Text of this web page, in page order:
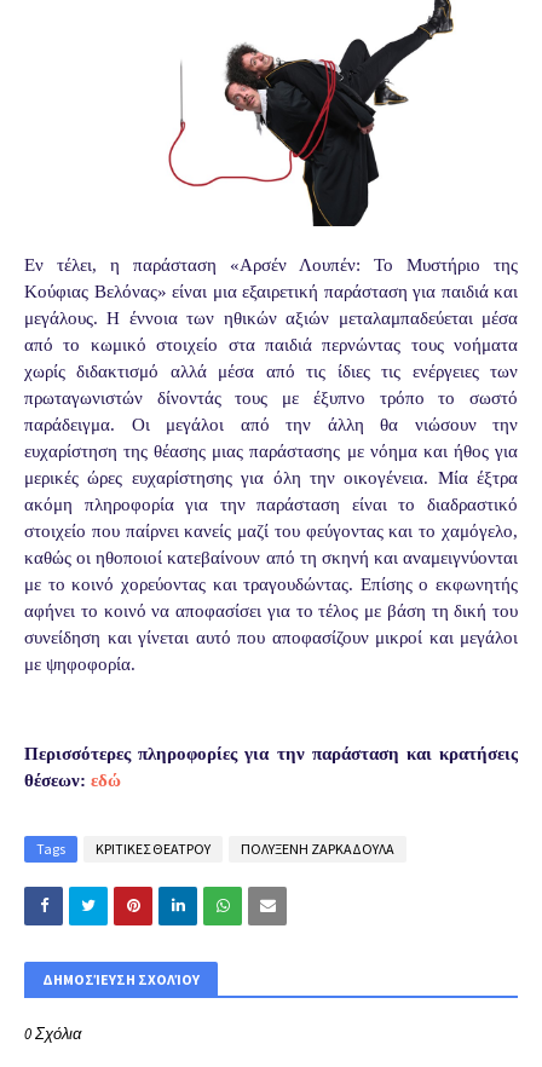
Εν τέλει, η παράσταση «Αρσέν Λουπέν: Το Μυστήριο της
Κούφιας Βελόνας» είναι μια εξαιρετική παράσταση για παιδιά και
μεγάλους. Η έννοια των ηθικών αξιών μεταλαμπαδεύεται μέσα
από το κωμικό στοιχείο στα παιδιά περνώντας τους νοήματα
χωρίς διδακτισμό αλλά μέσα από τις ίδιες τις ενέργειες των
πρωταγωνιστών δίνοντάς τους με έξυπνο τρόπο το σωστό
παράδειγμα. Οι μεγάλοι από την άλλη θα νιώσουν την
ευχαρίστηση της θέασης μιας παράστασης με νόημα και ήθος για
μερικές ώρες ευχαρίστησης για όλη την οικογένεια. Μία έξτρα
ακόμη πληροφορία για την παράσταση είναι το διαδραστικό
στοιχείο που παίρνει κανείς μαζί του φεύγοντας και το χαμόγελο,
καθώς οι ηθοποιοί κατεβαίνουν από τη σκηνή και αναμειγνύονται
με το κοινό χορεύοντας και τραγουδώντας. Επίσης ο εκφωνητής
αφήνει το κοινό να αποφασίσει για το τέλος με βάση τη δική του
συνείδηση και γίνεται αυτό που αποφασίζουν μικροί και μεγάλοι
με ψηφοφορία.
Περισσότερες πληροφορίες για την παράσταση και κρατήσεις
θέσεων: εδώ
Tags ΚΡΙΤΙΚΕΣ ΘΕΑΤΡΟΥ ΠΟΛΥΞΕΝΗ ΖΑΡΚΑΔΟΥΛΑ
ΔΗΜΟΣΊΕΥΣΗ ΣΧΟΛΊΟΥ
0 Σχόλια